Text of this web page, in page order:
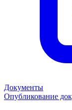
Документы
Опубликование